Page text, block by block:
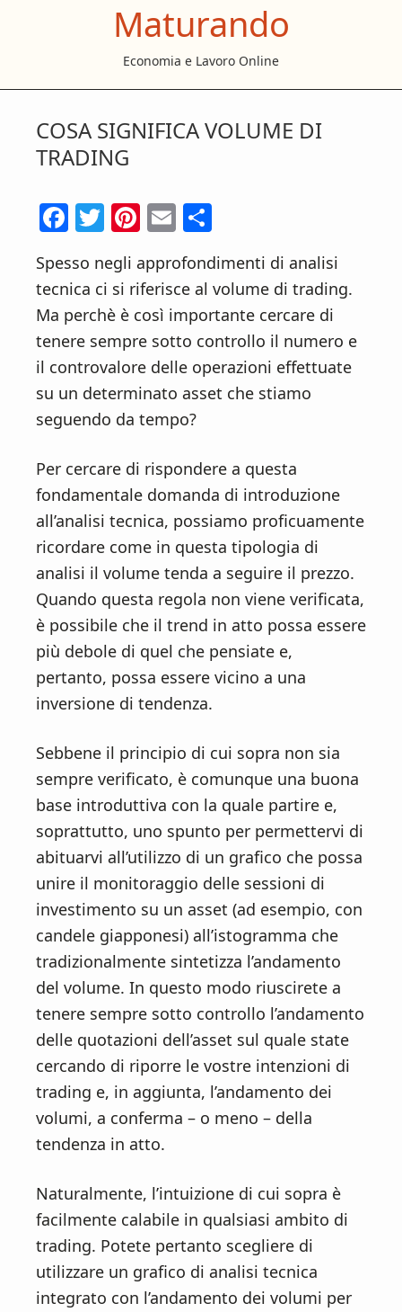
p
o
m
c
o
n
t
e
n
t
p
o
p
a
r
y
s
i
d
e
p
o
f
o
e
r
Maturando
Economia e Lavoro Online
COSA SIGNIFICA VOLUME DI
TRADING
F
e
b
o
o
k
T
itt
er
Pi
er
es
t
E
ai
l
n
di
vi
di
Spesso negli approfondimenti di analisi
tecnica ci si riferisce al volume di trading.
Ma perchè è così importante cercare di
tenere sempre sotto controllo il numero e
il controvalore delle operazioni effettuate
su un determinato asset che stiamo
seguendo da tempo?
Per cercare di rispondere a questa
fondamentale domanda di introduzione
all’analisi tecnica, possiamo proficuamente
ricordare come in questa tipologia di
analisi il volume tenda a seguire il prezzo.
Quando questa regola non viene verificata,
è possibile che il trend in atto possa essere
più debole di quel che pensiate e,
pertanto, possa essere vicino a una
inversione di tendenza.
Sebbene il principio di cui sopra non sia
sempre verificato, è comunque una buona
base introduttiva con la quale partire e,
soprattutto, uno spunto per permettervi di
abituarvi all’utilizzo di un grafico che possa
unire il monitoraggio delle sessioni di
investimento su un asset (ad esempio, con
candele giapponesi) all’istogramma che
tradizionalmente sintetizza l’andamento
del volume. In questo modo riuscirete a
tenere sempre sotto controllo l’andamento
delle quotazioni dell’asset sul quale state
cercando di riporre le vostre intenzioni di
trading e, in aggiunta, l’andamento dei
volumi, a conferma – o meno – della
tendenza in atto.
Naturalmente, l’intuizione di cui sopra è
facilmente calabile in qualsiasi ambito di
trading. Potete pertanto scegliere di
utilizzare un grafico di analisi tecnica
integrato con l’andamento dei volumi per